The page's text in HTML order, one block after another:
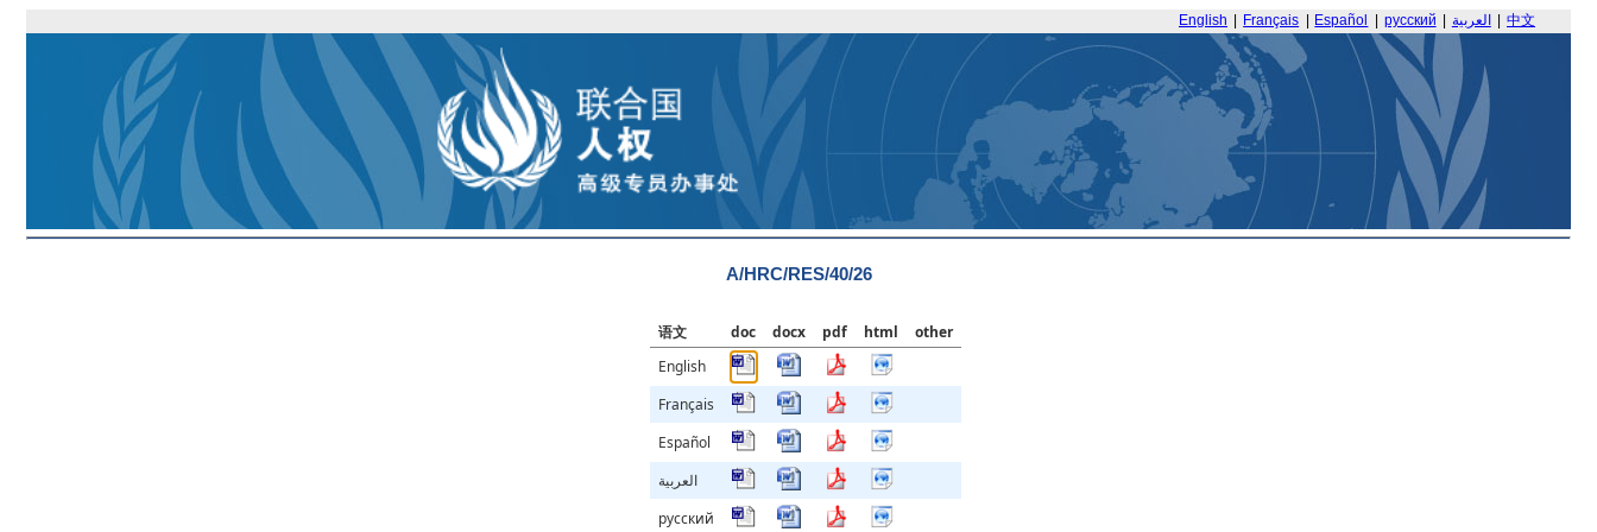
English Français Español русский العربية 中文
A/HRC/RES/40/26
语文 doc docx pdf html
other
English
Français
Español
العربية
русский